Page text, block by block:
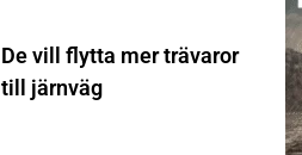
De vill flytta mer trävaror
till järnväg